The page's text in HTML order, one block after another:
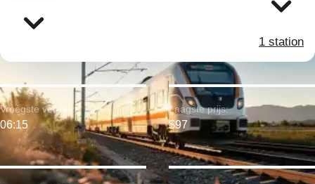
1 station
Vroegste vertrek:
06:15
Laagste prijs:
$97